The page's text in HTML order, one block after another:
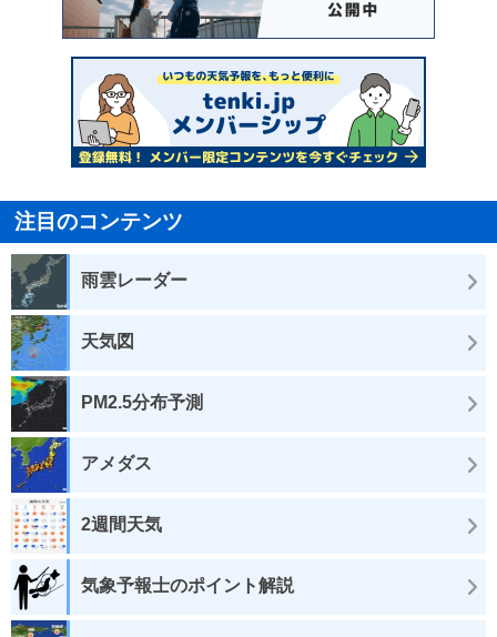
注目のコンテンツ
雨雲レーダー
天気図
PM2.5分布予測
アメダス
2週間天気
気象予報士のポイント解説